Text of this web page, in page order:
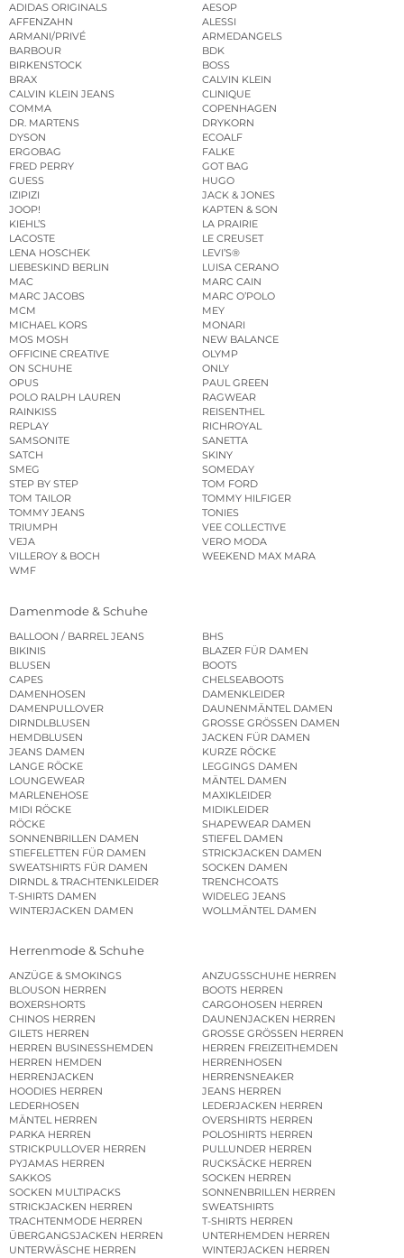
ADIDAS ORIGINALS
AESOP
AFFENZAHN
ALESSI
ARMANI/PRIVÉ
ARMEDANGELS
BARBOUR
BDK
BIRKENSTOCK
BOSS
BRAX
CALVIN KLEIN
CALVIN KLEIN JEANS
CLINIQUE
COMMA
COPENHAGEN
DR. MARTENS
DRYKORN
DYSON
ECOALF
ERGOBAG
FALKE
FRED PERRY
GOT BAG
GUESS
HUGO
IZIPIZI
JACK & JONES
JOOP!
KAPTEN & SON
KIEHL’S
LA PRAIRIE
LACOSTE
LE CREUSET
LENA HOSCHEK
LEVI’S®
LIEBESKIND BERLIN
LUISA CERANO
MAC
MARC CAIN
MARC JACOBS
MARC O’POLO
MCM
MEY
MICHAEL KORS
MONARI
MOS MOSH
NEW BALANCE
OFFICINE CREATIVE
OLYMP
ON SCHUHE
ONLY
OPUS
PAUL GREEN
POLO RALPH LAUREN
RAGWEAR
RAINKISS
REISENTHEL
REPLAY
RICHROYAL
SAMSONITE
SANETTA
SATCH
SKINY
SMEG
SOMEDAY
STEP BY STEP
TOM FORD
TOM TAILOR
TOMMY HILFIGER
TOMMY JEANS
TONIES
TRIUMPH
VEE COLLECTIVE
VEJA
VERO MODA
VILLEROY & BOCH
WEEKEND MAX MARA
WMF
Damenmode & Schuhe
BALLOON / BARREL JEANS
BHS
BIKINIS
BLAZER FÜR DAMEN
BLUSEN
BOOTS
CAPES
CHELSEABOOTS
DAMENHOSEN
DAMENKLEIDER
DAMENPULLOVER
DAUNENMÄNTEL DAMEN
DIRNDLBLUSEN
GROSSE GRÖSSEN DAMEN
HEMDBLUSEN
JACKEN FÜR DAMEN
JEANS DAMEN
KURZE RÖCKE
LANGE RÖCKE
LEGGINGS DAMEN
LOUNGEWEAR
MÄNTEL DAMEN
MARLENEHOSE
MAXIKLEIDER
MIDI RÖCKE
MIDIKLEIDER
RÖCKE
SHAPEWEAR DAMEN
SONNENBRILLEN DAMEN
STIEFEL DAMEN
STIEFELETTEN FÜR DAMEN
STRICKJACKEN DAMEN
SWEATSHIRTS FÜR DAMEN
SOCKEN DAMEN
DIRNDL & TRACHTENKLEIDER
TRENCHCOATS
T-SHIRTS DAMEN
WIDELEG JEANS
WINTERJACKEN DAMEN
WOLLMÄNTEL DAMEN
Herrenmode & Schuhe
ANZÜGE & SMOKINGS
ANZUGSSCHUHE HERREN
BLOUSON HERREN
BOOTS HERREN
BOXERSHORTS
CARGOHOSEN HERREN
CHINOS HERREN
DAUNENJACKEN HERREN
GILETS HERREN
GROSSE GRÖSSEN HERREN
HERREN BUSINESSHEMDEN
HERREN FREIZEITHEMDEN
HERREN HEMDEN
HERRENHOSEN
HERRENJACKEN
HERRENSNEAKER
HOODIES HERREN
JEANS HERREN
LEDERHOSEN
LEDERJACKEN HERREN
MÄNTEL HERREN
OVERSHIRTS HERREN
PARKA HERREN
POLOSHIRTS HERREN
STRICKPULLOVER HERREN
PULLUNDER HERREN
PYJAMAS HERREN
RUCKSÄCKE HERREN
SAKKOS
SOCKEN HERREN
SOCKEN MULTIPACKS
SONNENBRILLEN HERREN
STRICKJACKEN HERREN
SWEATSHIRTS
TRACHTENMODE HERREN
T-SHIRTS HERREN
ÜBERGANGSJACKEN HERREN
UNTERHEMDEN HERREN
UNTERWÄSCHE HERREN
WINTERJACKEN HERREN